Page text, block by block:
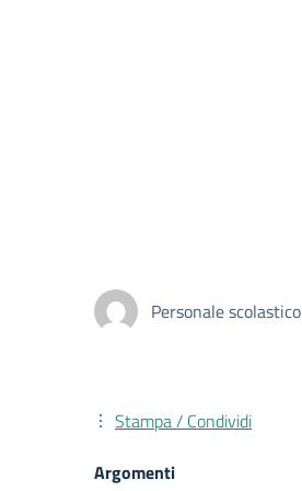
Personale scolastico
Stampa / Condividi
Argomenti